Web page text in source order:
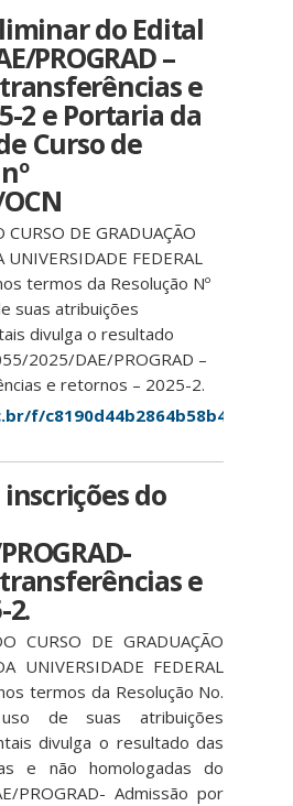
do Edital
PROGRAD –
e
2 e Portaria da
Curso de
DE GRADUAÇÃO
UNIVERSIDADE FEDERAL
termos da Resolução Nº
suas atribuições
divulga o resultado
2025/DAE/PROGRAD –
e retornos – 2025-2.
f/c8190d44b2864b58b440/
do
e
2.
CURSO DE GRADUAÇÃO
UNIVERSIDADE FEDERAL
termos da Resolução No.
de suas atribuições
divulga o resultado das
e não homologadas do
PROGRAD- Admissão por